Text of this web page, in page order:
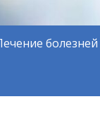
болезней